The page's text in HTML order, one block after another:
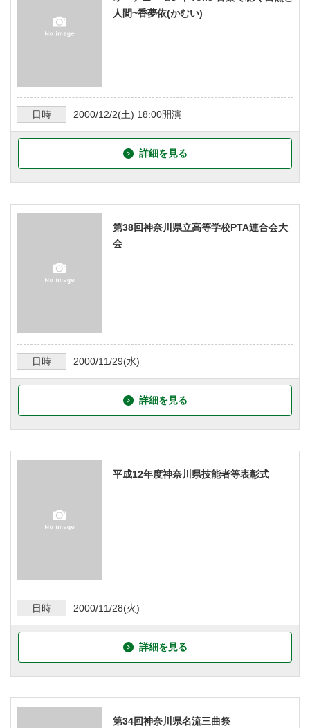
人間~香夢依(かむい)
日時 2000/12/2(土) 18:00開演
詳細を見る
第38回神奈川県立高等学校PTA連合会大
会
日時 2000/11/29(水)
詳細を見る
平成12年度神奈川県技能者等表彰式
日時 2000/11/28(火)
詳細を見る
第34回神奈川県名流三曲祭